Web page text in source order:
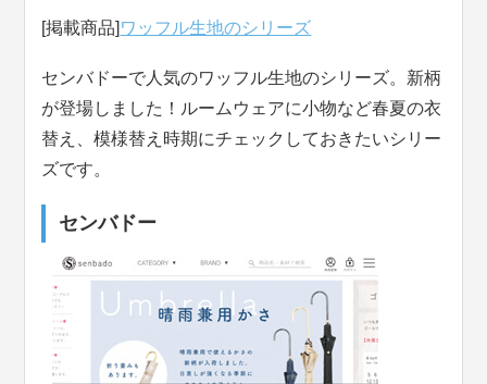
[掲載商品] ワッフル生地のシリーズ
センバドーで人気のワッフル生地のシリーズ。新柄
が登場しました！ルームウェアに小物など春夏の衣
替え、模様替え時期にチェックしておきたいシリー
ズです。
センバドー